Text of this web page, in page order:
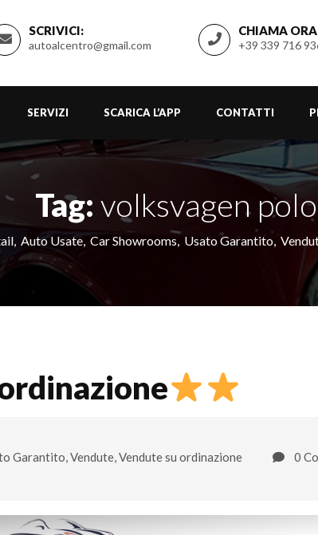
SCRIVICI:
autoalcentro@gmail.com
CHIAMA ORA
+39 339 716
SERVIZI SCARICA L’APP CONTATTI
Tag: volksvagen polo
, Auto Usate, Car Showrooms, Usato Garantito,
Garantito,Vendute,Vendute su ordinazione
0